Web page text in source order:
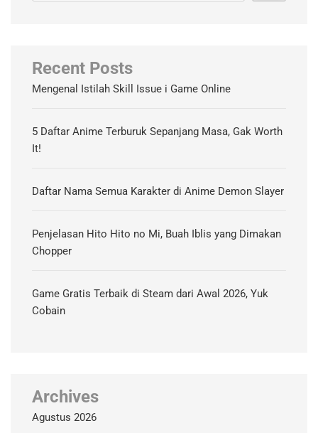
Recent Posts
Mengenal Istilah Skill Issue i Game Online
5 Daftar Anime Terburuk Sepanjang Masa, Gak Worth
It!
Daftar Nama Semua Karakter di Anime Demon Slayer
Penjelasan Hito Hito no Mi, Buah Iblis yang Dimakan
Chopper
Game Gratis Terbaik di Steam dari Awal 2026, Yuk
Cobain
Archives
Agustus 2026